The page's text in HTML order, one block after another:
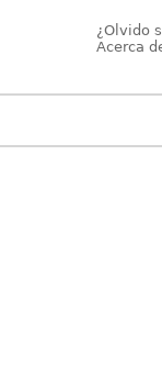
¿Olvido
Acerca